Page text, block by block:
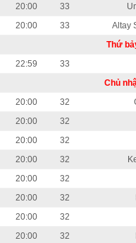
20:00
33
20:00
33 Altay
Thứ
22:59
33
Chủ
20:00
32
20:00
32
20:00
32
20:00
32
20:00
32
20:00
32
20:00
32
20:00
32